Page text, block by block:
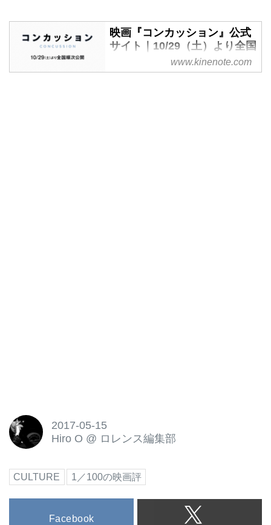
映画『コンカッション』公式
サイト｜10/29（土）より全国
www.kinenote.com
2017-05-15
Hiro O @ ロレンス編集部
CULTURE 1／100の映画評
Facebook